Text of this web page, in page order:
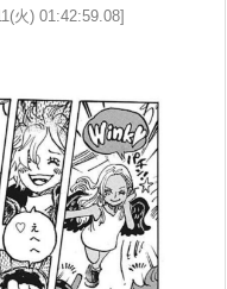
火) 01:42:59.08]